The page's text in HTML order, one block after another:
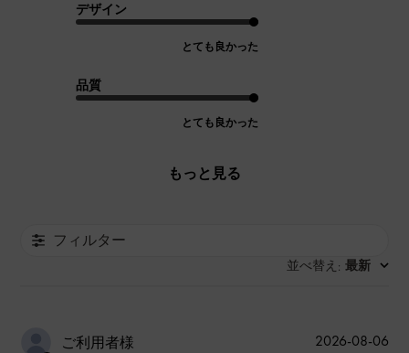
デザイン
とても良かった
品質
とても良かった
もっと見る
フィルター
並べ替え : 最新
ご利用者様
公
2026-08-06